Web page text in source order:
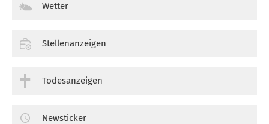
Wetter
Stellenanzeigen
Todesanzeigen
Newsticker